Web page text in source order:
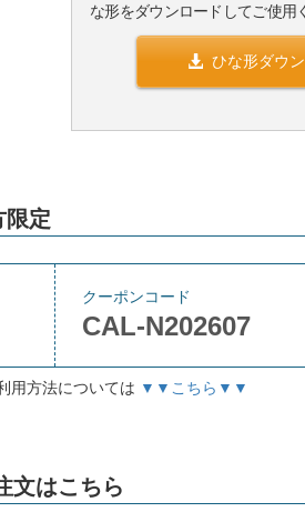
な形をダウンロードしてご使用
ひな形ダウ
限定
クーポンコード
CAL-N202607
用方法については ▼▼こちら▼▼
文はこちら